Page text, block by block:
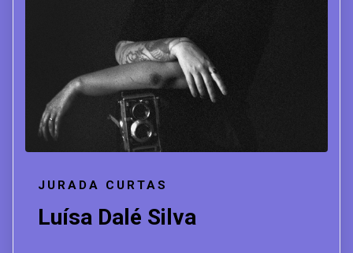
JURADA CURTAS
Luísa Dalé Silva